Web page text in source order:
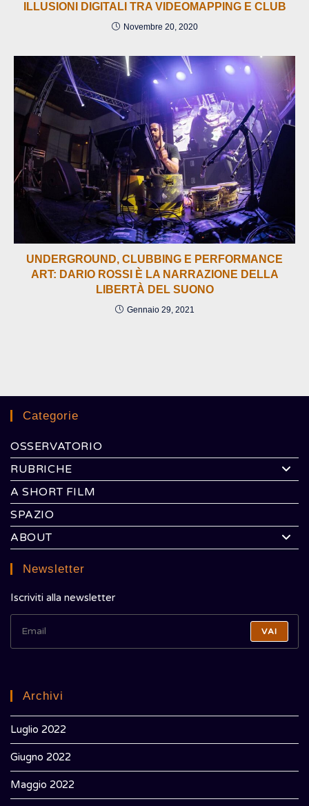
ILLUSIONI DIGITALI TRA VIDEOMAPPING E CLUB
Novembre 20, 2020
UNDERGROUND, CLUBBING E PERFORMANCE
ART: DARIO ROSSI È LA NARRAZIONE DELLA
LIBERTÀ DEL SUONO
Gennaio 29, 2021
Categorie
OSSERVATORIO
RUBRICHE
A SHORT FILM
SPAZIO
ABOUT
Newsletter
Iscriviti alla newsletter
VAI
Archivi
Luglio 2022
Giugno 2022
Maggio 2022